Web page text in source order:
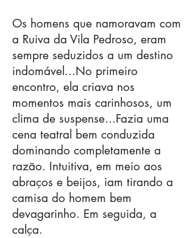
Os homens que namoravam com
a Ruiva da Vila Pedroso, eram
sempre seduzidos a um destino
indomável...No primeiro
encontro, ela criava nos
momentos mais carinhosos, um
clima de suspense...Fazia uma
cena teatral bem conduzida
dominando completamente a
razão. Intuitiva, em meio aos
abraços e beijos, iam tirando a
camisa do homem bem
devagarinho. Em seguida, a
calça.